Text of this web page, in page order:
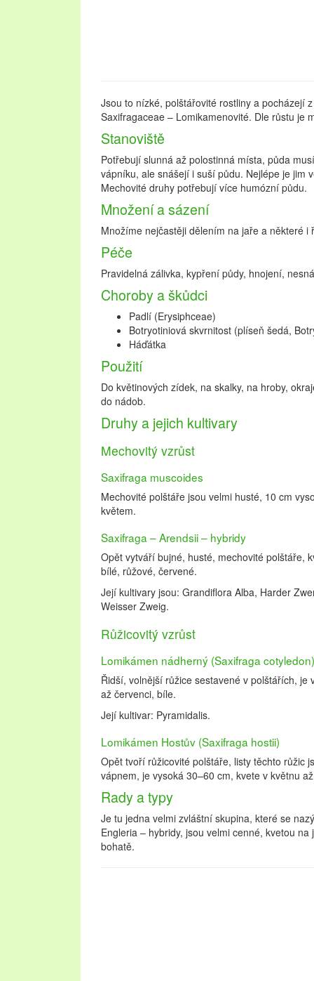
Jsou to nízké, polštářovité rostliny a pocházejí
Saxifragaceae – Lomikamenovité. Dle růstu je
Stanoviště
Potřebují slunná až polostinná místa, půda
vápníku, ale snášejí i suší půdu. Nejlépe je jim
Mechovité druhy potřebují více humózní půdu.
Množení a sázení
Množíme nejčastěji dělením na jaře a některé i
Péče
Pravidelná zálivka, kypření půdy, hnojení,
Choroby a škůdci
Padlí (Erysiphceae)
Botryotiniová skvrnitost (plíseň šedá,
Háďátka
Použití
Do květinových zídek, na skalky, na hroby,
do nádob.
Druhy a jejich kultivary
Mechovitý vzrůst
Saxifraga muscoides
Mechovité polštáře jsou velmi husté, 10 cm
květem.
Saxifraga – Arendsii – hybridy
Opět vytváří bujné, husté, mechovité polštáře,
bílé, růžové, červené.
Její kultivary jsou: Grandiflora Alba, Harder
Weisser Zweig.
Růžicovitý vzrůst
Lomikámen nádherný (Saxifraga cotyledon)
Řidší, volnější růžice sestavené v polštářích, je
až červenci, bíle.
Její kultivar: Pyramidalis.
Lomikámen Hostův (Saxifraga hostii)
Opět tvoří růžicovité polštáře, listy těchto růžic
vápnem, je vysoká 30–60 cm, kvete v květnu
Rady a typy
Je tu jedna velmi zvláštní skupina, které se
Engleria – hybridy, jsou velmi cenné, kvetou
bohatě.